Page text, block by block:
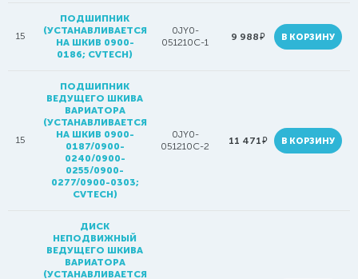
15
ПОДШИПНИК
(УСТАНАВЛИВАЕТСЯ
НА ШКИВ 0900-
0186; CVTECH)
0JY0-
051210C-1
9 988руб. В КОРЗИНУ
15
ПОДШИПНИК
ВЕДУЩЕГО ШКИВА
ВАРИАТОРА
(УСТАНАВЛИВАЕТСЯ
НА ШКИВ 0900-
0187/0900-
0240/0900-
0255/0900-
0277/0900-0303;
CVTECH)
0JY0-
051210C-2
11 471руб. В КОРЗИНУ
ДИСК
НЕПОДВИЖНЫЙ
ВЕДУЩЕГО ШКИВА
ВАРИАТОРА
(УСТАНАВЛИВАЕТСЯ